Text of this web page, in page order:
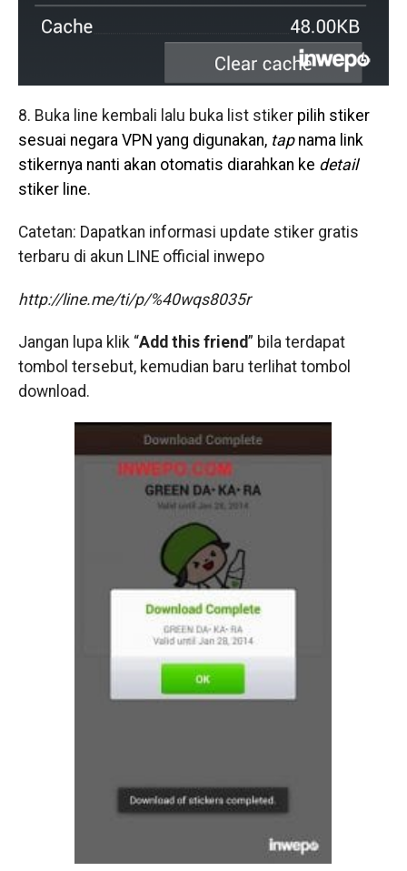
8. Buka line kembali lalu buka list stiker pilih stiker
sesuai negara VPN yang digunakan, tapnama link
stikernya nanti akan otomatis diarahkan ke detail
stiker line.
Catetan: Dapatkan informasi update stiker gratis
terbaru di akun LINE official inwepo
http://line.me/ti/p/%40wqs8035r
Jangan lupa klik “Add this friend” bila terdapat
tombol tersebut, kemudian baru terlihat tombol
download.